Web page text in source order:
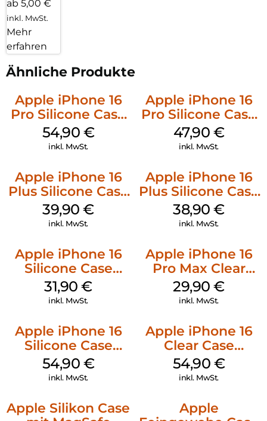
ab 5,00 €
inkl. MwSt.
Mehr
erfahren
Ähnliche Produkte
Apple iPhone 16
Pro Silicone Case
MagSafe Black
54,90 €
inkl. MwSt.
Apple iPhone 16
Pro Silicone Case
MagSafe Denim
47,90 €
inkl. MwSt.
Apple iPhone 16
Plus Silicone Case
MagSafe Plum
39,90€
inkl. MwSt.
Apple iPhone 16
Plus Silicone Case
MagSafe Denim
38,90€
inkl. MwSt.
Apple iPhone 16
Silicone Case
MagSafe Fuchsia
31,90€
inkl. MwSt.
Apple iPhone 16
Pro Max Clear
Case MagSafe
Transparent
29,90€
inkl. MwSt.
Apple iPhone 16
Silicone Case
MagSafe Black
54,90 €
inkl. MwSt.
Apple iPhone 16
Clear Case
MagSafe
Transparent
54,90 €
inkl. MwSt.
Apple Silikon Case
Apple